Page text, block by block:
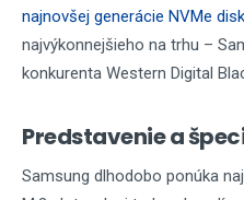
najnovšej generácie NVMe
najvýkonnejšieho na trhu –
konkurenta Western Digital
Predstavenie a
Samsung dlhodobo ponúka